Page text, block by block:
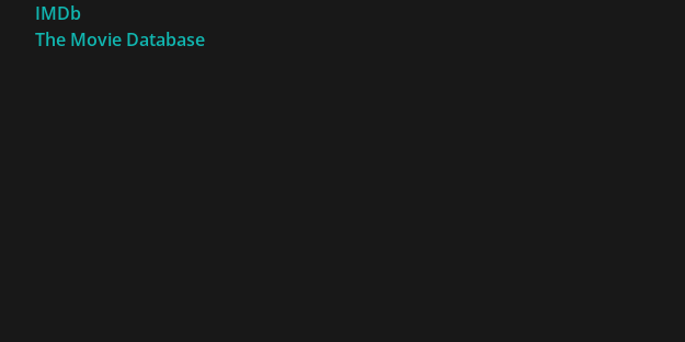
IMDb
The Movie Database